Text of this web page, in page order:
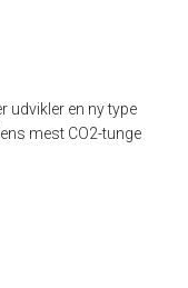
udvikler en ny type
mest CO2-tunge